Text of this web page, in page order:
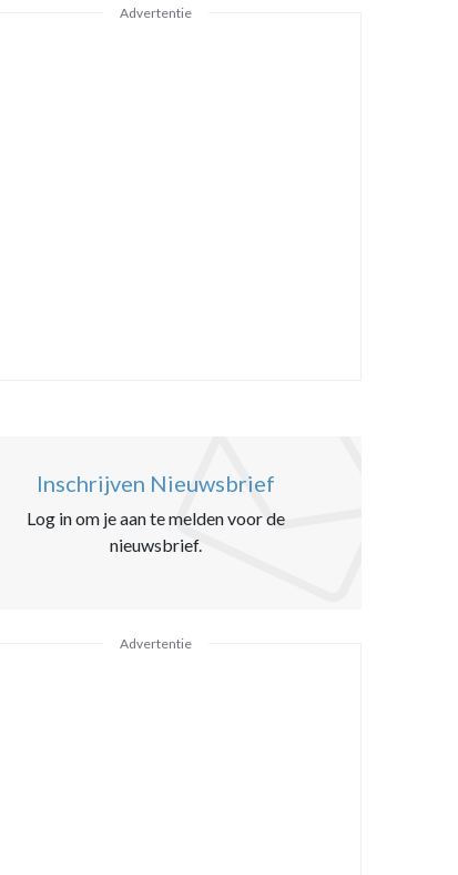
Advertentie
Inschrijven Nieuwsbrief
Log in om je aan te melden voor de
nieuwsbrief.
Advertentie